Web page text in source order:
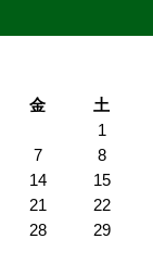
金
土
1
7
8
14
15
21
22
28
29